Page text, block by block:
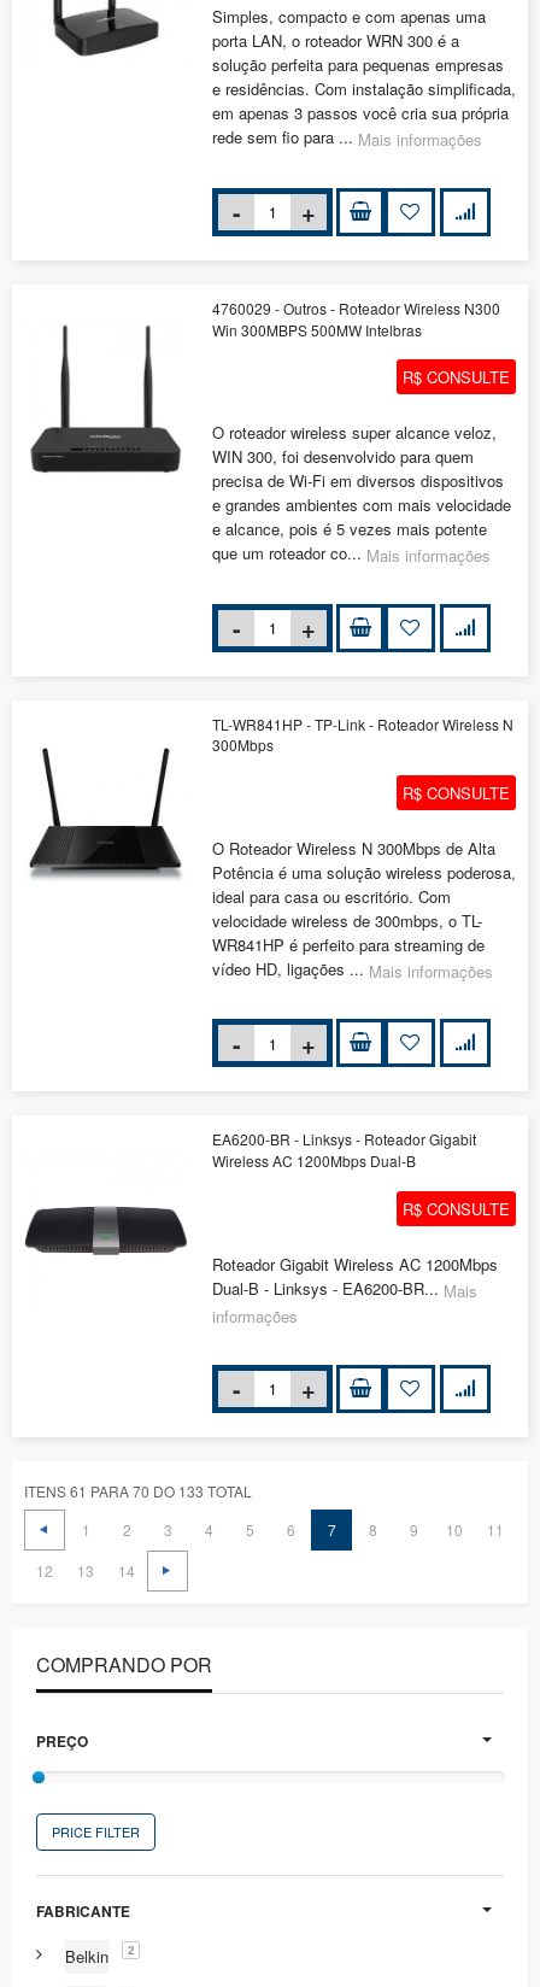
Simples, compacto e com apenas uma
porta LAN, o roteador WRN 300 é a
solução perfeita para pequenas empresas
e residências. Com instalação simplificada,
em apenas 3 passos você cria sua própria
rede sem fio para ... Mais informações
4760029 - Outros - Roteador Wireless N300
Win 300MBPS 500MW Intelbras
R$ CONSULTE
O roteador wireless super alcance veloz,
WIN 300, foi desenvolvido para quem
precisa de Wi-Fi em diversos dispositivos
e grandes ambientes com mais velocidade
e alcance, pois é 5 vezes mais potente
que um roteador co... Mais informações
TL-WR841HP - TP-Link - Roteador Wireless N
300Mbps
R$ CONSULTE
O Roteador Wireless N 300Mbps de Alta
Potência é uma solução wireless poderosa,
ideal para casa ou escritório. Com
velocidade wireless de 300mbps, o TL-
WR841HP é perfeito para streaming de
vídeo HD, ligações ... Mais informações
EA6200-BR - Linksys - Roteador Gigabit
Wireless AC 1200Mbps Dual-B
R$ CONSULTE
Roteador Gigabit Wireless AC 1200Mbps
Dual-B - Linksys - EA6200-BR... Mais
informações
ITENS 61 PARA 70 DO 133 TOTAL
1
2 3 4 5 6 7 8 9 10
11
12
13 14
COMPRANDO POR
PREÇO
PRICE FILTER
FABRICANTE
Belkin 2